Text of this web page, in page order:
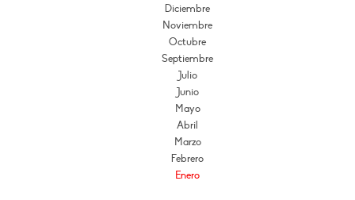
Diciembre
Noviembre
Octubre
Septiembre
Julio
Junio
Mayo
Abril
Marzo
Febrero
Enero